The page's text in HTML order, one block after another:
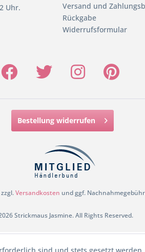
Uhr.
Versand und
Rückgabe
Widerrufsformular
Bestellung widerrufen
Versandkosten und ggf.
Strickmaus Jasmine. All Rights Reserved.